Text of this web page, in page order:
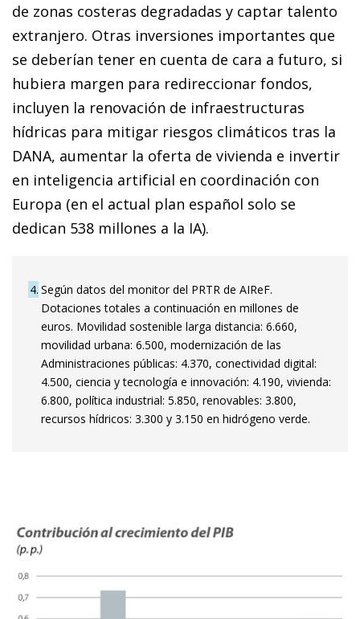
de zonas costeras de­­gradadas y captar talento
extranjero. Otras inversiones importantes que
se deberían tener en cuenta de cara a futuro, si
hubiera margen para redireccionar fondos,
incluyen la renovación de infraestructuras
hídricas para mitigar riesgos climáticos tras la
DANA, aumentar la oferta de vivienda e invertir
en inteligencia artificial en coordinación con
Europa (en el actual plan español solo se
dedican 538 millones a la IA).
4 Según datos del monitor del PRTR de AIReF.
Dotaciones totales a continuación en millones de
euros. Movilidad sostenible larga distancia: 6.660,
movilidad urbana: 6.500, modernización de las
Administraciones públicas: 4.370, conectividad digital:
4.500, ciencia y tecnología e innovación: 4.190, vivienda:
6.800, política industrial: 5.850, renovables: 3.800,
recursos hídricos: 3.300 y 3.150 en hidrógeno verde.